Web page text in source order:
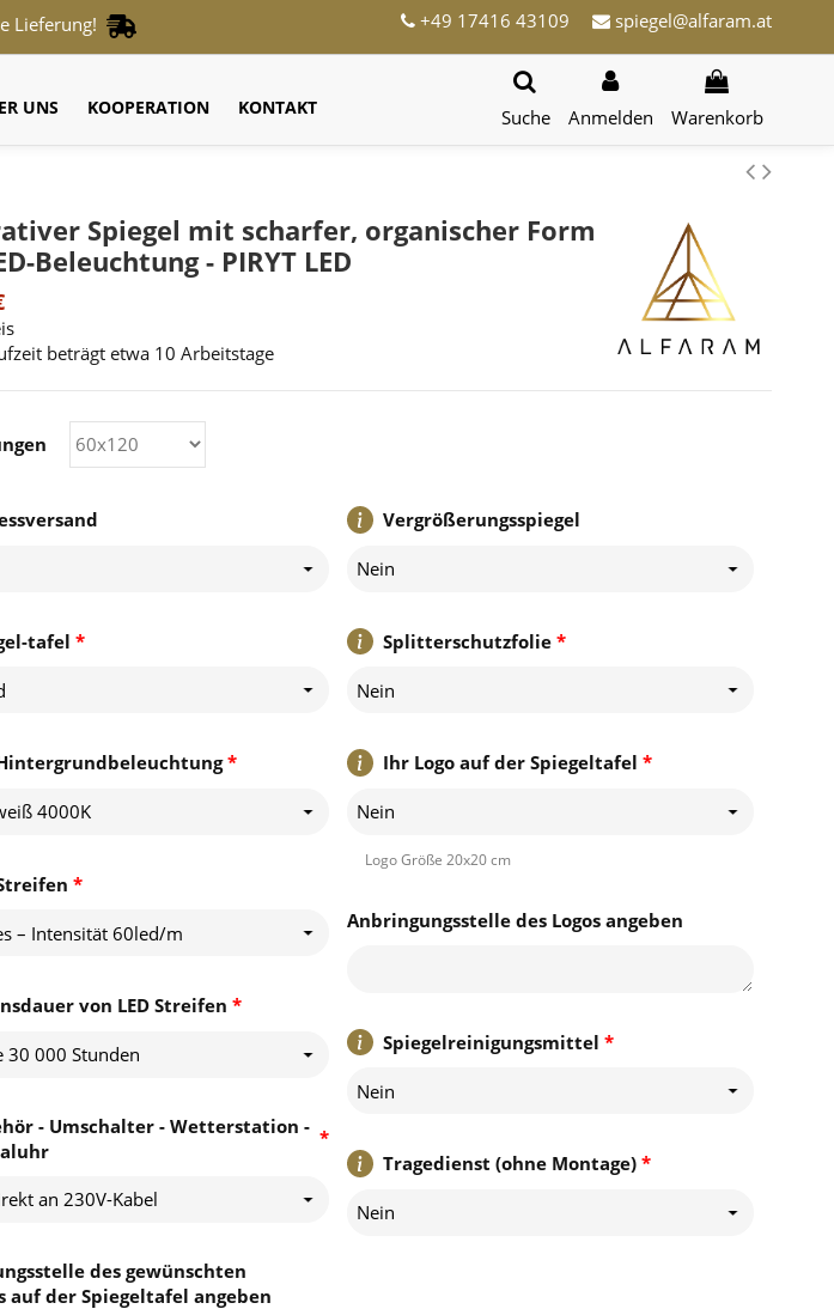
Lieferung! +49 17416 43109 spiegel@alfaram.at
UNS KOOPERATION KONTAKT Suche Anmelden Warenkorb
Spiegel mit scharfer, organischer Form
Beleuchtung - PIRYT LED
beträgt etwa 10 Arbeitstage
*
tafel
*
4000K
*
– Intensität 60led/m
*
von LED Streifen
30 000 Stunden
*
- Umschalter - Wetterstation -
an 230V-Kabel
des gewünschten
auf der Spiegeltafel angeben
Vergrößerungsspiegel
Nein
*
Splitterschutzfolie
Nein
*
Ihr Logo auf der Spiegeltafel
Nein
Logo Größe 20x20 cm
Anbringungsstelle des Logos angeben
*
Spiegelreinigungsmittel
Nein
*
Tragedienst (ohne Montage)
Nein